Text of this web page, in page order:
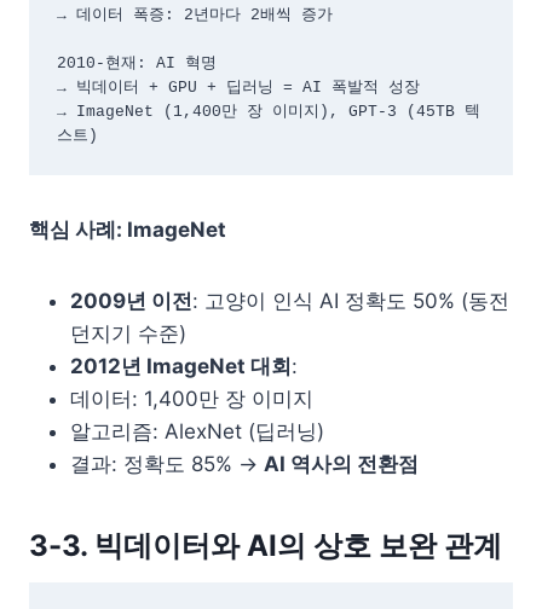
→ 데이터 폭증: 2년마다 2배씩 증가
2010-현재: AI 혁명
→ 빅데이터 + GPU + 딥러닝 = AI 폭발적 성장
→ ImageNet (1,400만 장 이미지), GPT-3 (45TB 텍
스트)
핵심 사례: ImageNet
2009년 이전: 고양이 인식 AI 정확도 50% (동전
던지기 수준)
2012년 ImageNet 대회 :
데이터: 1,400만 장 이미지
알고리즘: AlexNet (딥러닝)
결과: 정확도 85% → AI 역사의 전환점
3-3. 빅데이터와 AI의 상호 보완 관계